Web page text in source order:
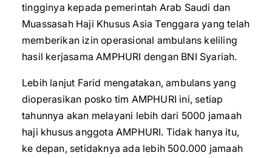
tingginya kepada pemerintah Arab Saudi dan
Muassasah Haji Khusus Asia Tenggara yang telah
memberikan izin operasional ambulans keliling
hasil kerjasama AMPHURI dengan BNI Syariah.
Lebih lanjut Farid mengatakan, ambulans yang
dioperasikan posko tim AMPHURI ini, setiap
tahunnya akan melayani lebih dari 5000 jamaah
haji khusus anggota AMPHURI. Tidak hanya itu,
ke depan, setidaknya ada lebih 500.000 jamaah